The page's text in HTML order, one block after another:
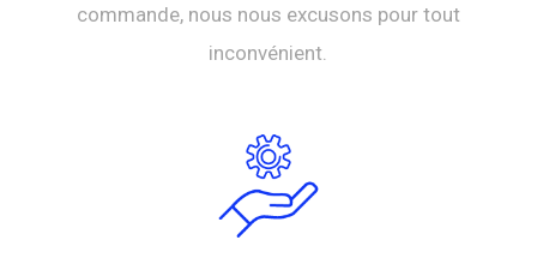
commande, nous nous excusons pour tout
inconvénient.